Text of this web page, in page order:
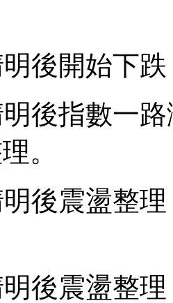
後開始下
後指數一路
。
後震盪整
後震盪整